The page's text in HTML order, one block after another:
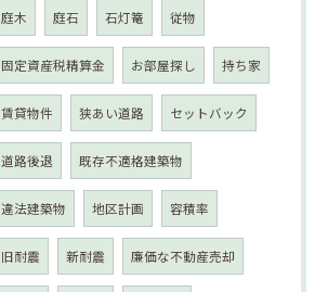
庭木 庭石 石灯篭 従物
固定資産税精算金 お部屋探し 持ち家
賃貸物件 狭あい道路 セットバック
道路後退 既存不適格建築物
違法建築物 地区計画 容積率
旧耐震 新耐震 廉価な不動産売却